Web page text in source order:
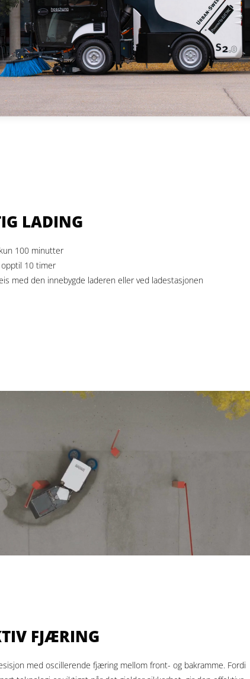
LADING
100 minutter
10 timer
med den innebygde laderen eller ved ladestasjonen
FJÆRING
med oscillerende fjæring mellom front- og bakramme. Fordi